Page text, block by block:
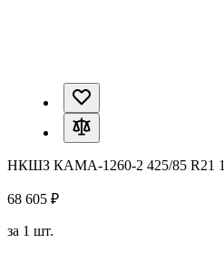
НКШЗ КАМА-1260-2 425/85 R21
68 605 ₽
за 1 шт.